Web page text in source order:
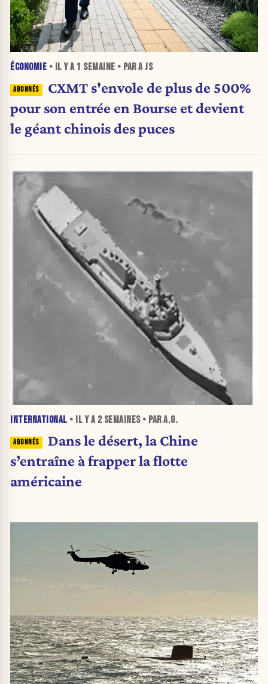
ÉCONOMIE • IL Y A 1 SEMAINE • PAR A JS
CXMT s'envole de plus de 500%
pour son entrée en Bourse et devient
le géant chinois des puces
INTERNATIONAL • IL Y A 2 SEMAINES• PAR A.G.
Dans le désert, la Chine
s’entraîne à frapper la flotte
américaine